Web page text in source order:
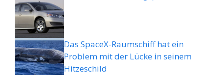
Das SpaceX-Raumschiff hat ein
Problem mit der Lücke in seinem
Hitzeschild